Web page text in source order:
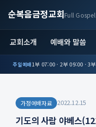
순복음금정교회Full
교회소개 예배와 말씀
주일예배1부 07:00 · 2부 09:00 · 3
가정예배자료 2022.12.15
기도의 사람 야베스